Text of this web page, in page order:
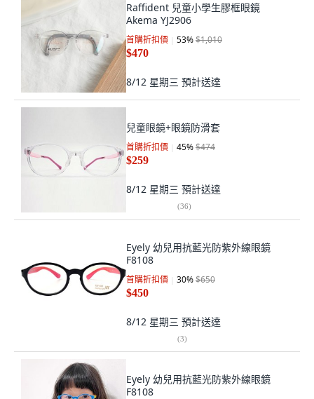
Raffident 兒童小學生膠框眼鏡
Akema YJ2906
首購折扣價 53%$1,010
$470
8/12 星期三 預計送達
兒童眼鏡+眼鏡防滑套
首購折扣價 45%$474
$259
8/12 星期三 預計送達
(36)
Eyely 幼兒用抗藍光防紫外線眼鏡
F8108
首購折扣價 30%$650
$450
8/12 星期三 預計送達
(3)
Eyely 幼兒用抗藍光防紫外線眼鏡
F8108